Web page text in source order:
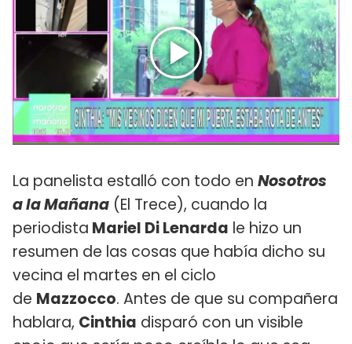
La panelista estalló con todo en Nosotros
a la Mañana (El Trece), cuando la
periodista Mariel Di Lenarda le hizo un
resumen de las cosas que había dicho su
vecina el martes en el ciclo
de Mazzocco. Antes de que su compañera
hablara, Cinthia disparó con un visible